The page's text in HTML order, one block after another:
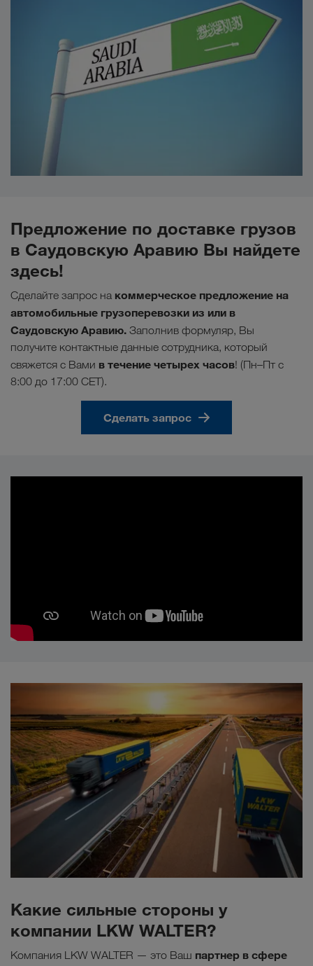
Предложение по доставке грузов
в Саудовскую Аравию Вы найдете
здесь!
Сделайте запрос на коммерческое предложение на
автомобильные грузоперевозки из или в
Саудовскую Аравию. Заполнив формуляр, Вы
получите контактные данные сотрудника, который
свяжется с Вами в течение четырех часов! (Пн–Пт с
8:00 до 17:00 CET).
Сделать запрос
Какие сильные стороны у
компании LKW WALTER?
Компания LKW WALTER — это Ваш партнер в сфере